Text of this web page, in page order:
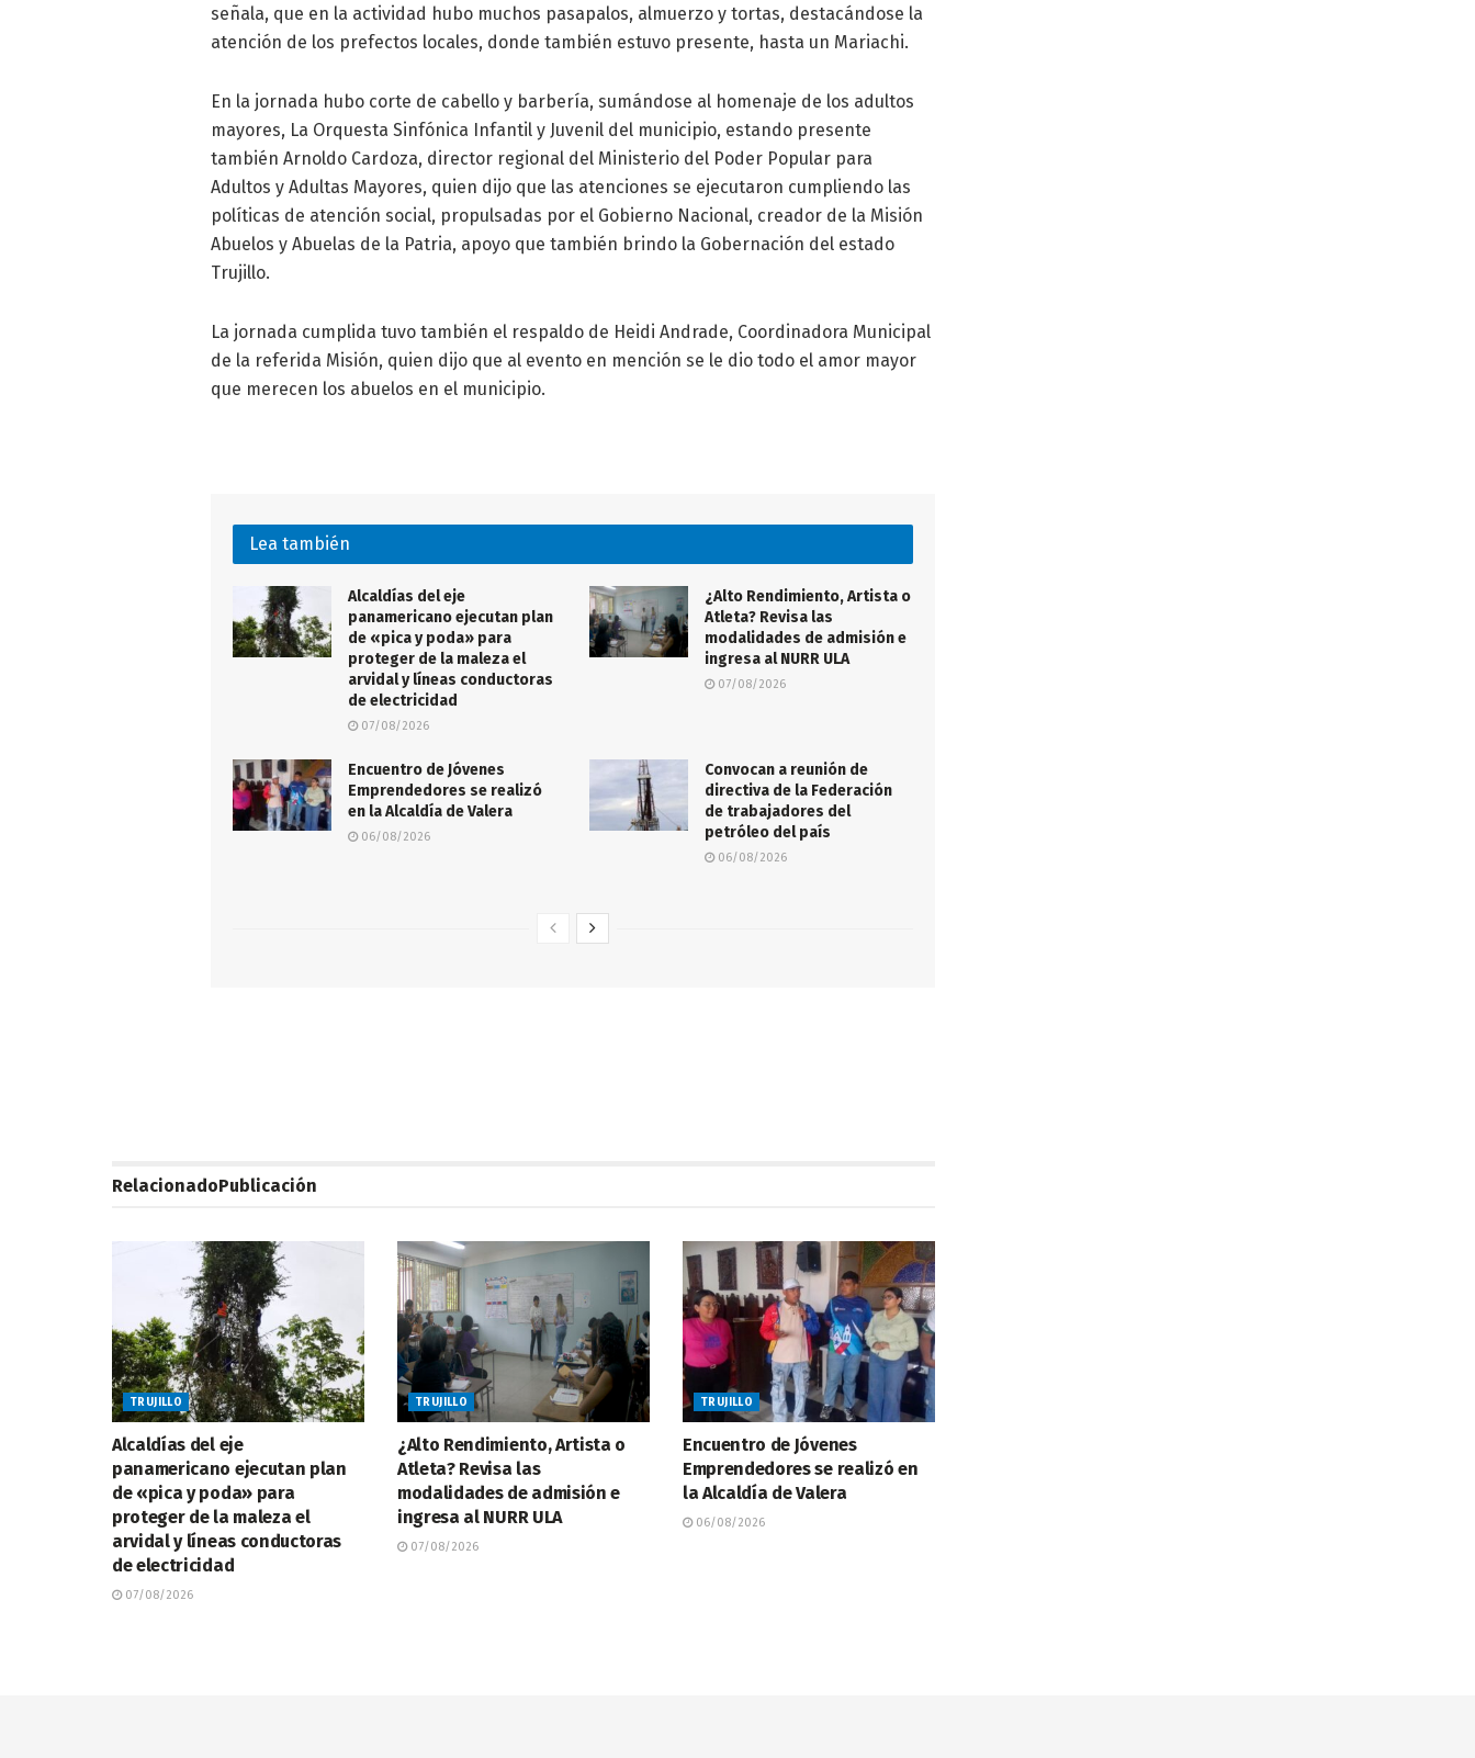
señala, que en la actividad hubo muchos pasapalos, almuerzo y tortas, destacándose la
atención de los prefectos locales, donde también estuvo presente, hasta un Mariachi.
En la jornada hubo corte de cabello y barbería, sumándose al homenaje de los adultos
mayores, La Orquesta Sinfónica Infantil y Juvenil del municipio, estando presente
también Arnoldo Cardoza, director regional del Ministerio del Poder Popular para
Adultos y Adultas Mayores, quien dijo que las atenciones se ejecutaron cumpliendo las
políticas de atención social, propulsadas por el Gobierno Nacional, creador de la Misión
Abuelos y Abuelas de la Patria, apoyo que también brindo la Gobernación del estado
Trujillo.
La jornada cumplida tuvo también el respaldo de Heidi Andrade, Coordinadora Municipal
de la referida Misión, quien dijo que al evento en mención se le dio todo el amor mayor
que merecen los abuelos en el municipio.
Lea también
Alcaldías del eje
panamericano ejecutan plan
de «pica y poda» para
proteger de la maleza el
arvidal y líneas conductoras
de electricidad
07/08/2026
¿Alto Rendimiento, Artista o
Atleta? Revisa las
modalidades de admisión e
ingresa al NURR ULA
07/08/2026
Encuentro de Jóvenes
Emprendedores se realizó
en la Alcaldía de Valera
06/08/2026
Convocan a reunión de
directiva de la Federación
de trabajadores del
petróleo del país
06/08/2026
RelacionadoPublicación
TRUJILLO
Alcaldías del eje
panamericano ejecutan plan
de «pica y poda» para
proteger de la maleza el
arvidal y líneas conductoras
de electricidad
07/08/2026
TRUJILLO
¿Alto Rendimiento, Artista o
Atleta? Revisa las
modalidades de admisión e
ingresa al NURR ULA
07/08/2026
TRUJILLO
Encuentro de Jóvenes
Emprendedores se realizó en
la Alcaldía de Valera
06/08/2026